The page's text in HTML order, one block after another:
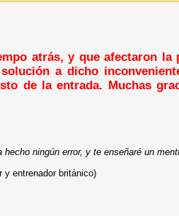
atrás, y que afectaron
a dicho
de la entrada. Muchas
ningún error, y te enseñaré un
y entrenador británico)